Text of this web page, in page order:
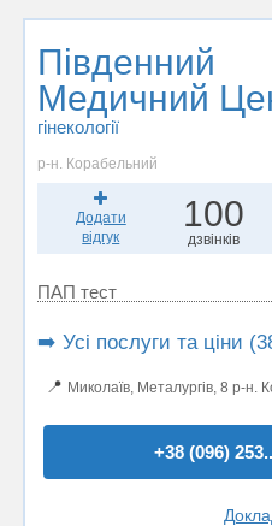
Південний
Медичний
гінекології
р-н. Корабельний
Додати
відгук
100
дзвінків
ПАП тест
➡️ Усі послуги та ціни
📍 Миколаїв, Металургів, 8 р-н.
+38 (096) 253..